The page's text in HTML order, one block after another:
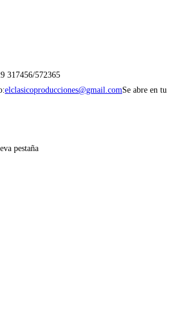
317456/572365
elclasicoproducciones@gmail.comSe abre en tu
pestaña